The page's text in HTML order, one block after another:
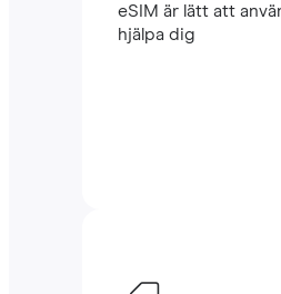
eSIM är lätt att
hjälpa dig